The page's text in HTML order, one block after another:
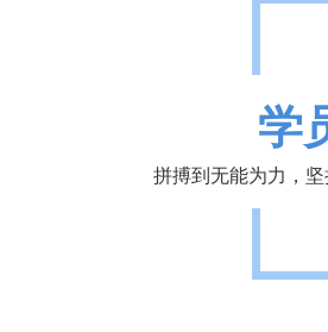
学
拼搏到无能为力，